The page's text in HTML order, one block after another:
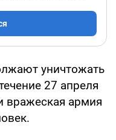
уничтожать
27 апреля
вражеская армия